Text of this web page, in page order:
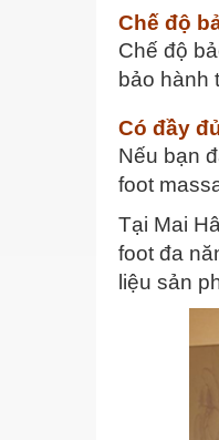
Chế độ
Chế độ
bảo hành
Có đầy
Nếu bạn
foot
Tại Mai
foot đa
liệu sản